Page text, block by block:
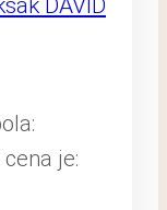
DAVID
je: